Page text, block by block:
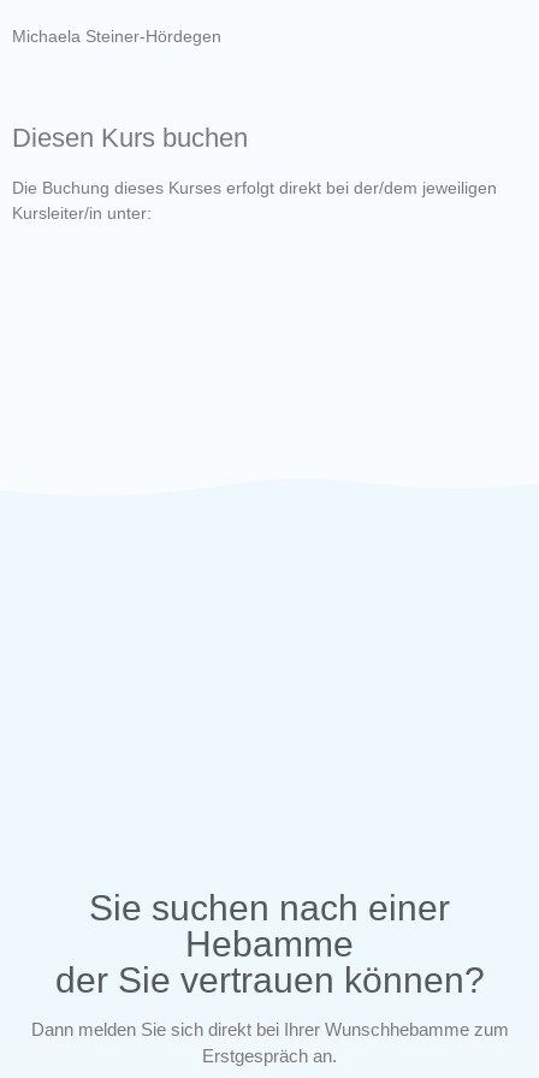
Michaela Steiner-Hördegen
Diesen Kurs buchen
Die Buchung dieses Kurses erfolgt direkt bei der/dem jeweiligen
Kursleiter/in unter:
Sie suchen nach einer
Hebamme
der Sie vertrauen können?
Dann melden Sie sich direkt bei Ihrer Wunschhebamme zum
Erstgespräch an.